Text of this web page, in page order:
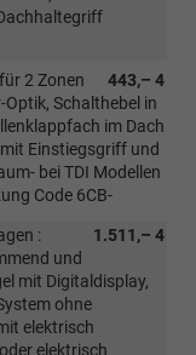
443,– 4
2 Zonen
Schalthebel in
im Dach
Einstiegsgriff und
bei TDI Modellen
Code 6CB-
1.511,– 4
:
und
mit Digitaldisplay,
ohne
elektrisch
elektrisch